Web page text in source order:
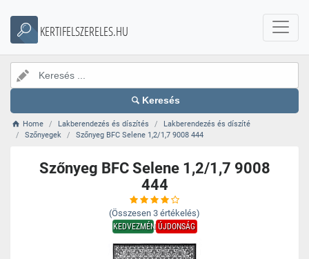
KERTIFELSZERELES.HU
Keresés
Home Lakberendezés és díszítés
Lakberendezés és díszíté
Szőnyegek
Szőnyeg BFC Selene 1,2/1,7 9008 444
Szőnyeg BFC Selene 1,2/1,7 9008
444
(Összesen 3 értékelés)
KEDVEZMÉNYÚJDONSÁG